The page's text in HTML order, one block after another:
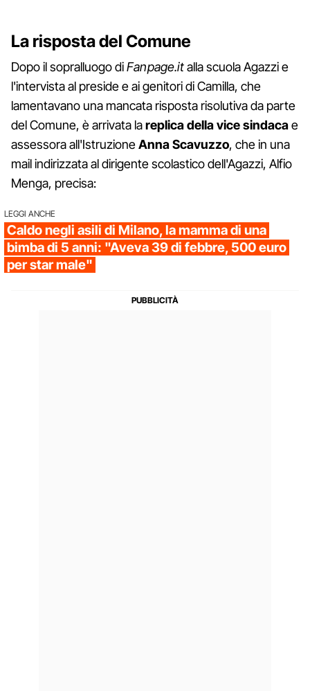
La risposta del Comune
Dopo il sopralluogo diFanpage.italla scuola Agazzi e
l'intervista al preside e ai genitori di Camilla, che
lamentavano una mancata risposta risolutiva da parte
del Comune, è arrivata lareplica della vice sindacae
assessora all'IstruzioneAnna Scavuzzo, che in una
mail indirizzata al dirigente scolastico dell'Agazzi, Alfio
Menga, precisa:
LEGGI ANCHE
Caldo negli asili di Milano, la mamma di una
bimba di 5 anni: "Aveva 39 di febbre, 500 euro
per star male"